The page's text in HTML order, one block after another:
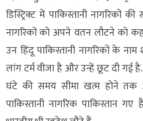
डिस्ट्रिक्ट में पाकिस्तानी नागरिकों
नागरिकों को अपने वतन लौटने को
उन हिंदू पाकिस्तानी नागरिकों के
लांग टर्म वीजा है और उन्हें छूट दी गई
घंटे की समय सीमा खत्म होने तक
पाकिस्तानी नागरिक पाकिस्तान